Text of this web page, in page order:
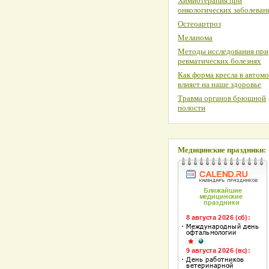
онкологических
Остеоартроз
Меланома
Методы исследования при
ревматических болезнях
Как форма кресла в
влияет на наше здоровье
Травма органов брюшной
полости
Медицинские праздники: